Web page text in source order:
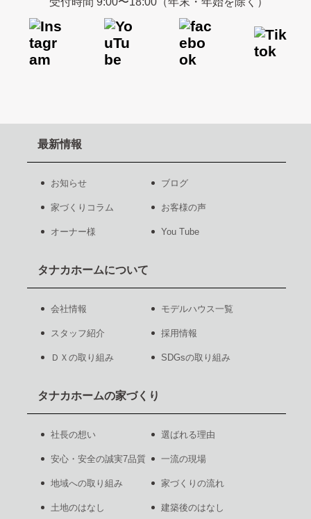
最新情報
お知らせ ブログ
家づくりコラム お客様の声
オーナー様 You Tube
タナカホームについて
会社情報 モデルハウス一覧
スタッフ紹介 採用情報
ＤＸの取り組み SDGsの取り組み
タナカホームの家づくり
社長の想い 選ばれる理由
安心・安全の誠実7品質 一流の現場
地域への取り組み 家づくりの流れ
土地のはなし 建築後のはなし